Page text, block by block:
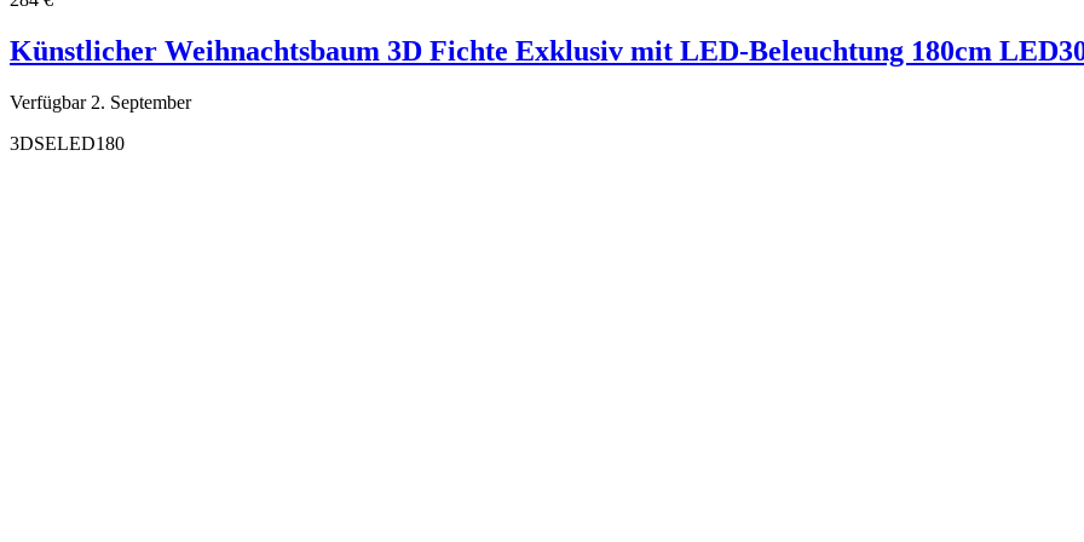
Künstlicher Weihnachtsbaum 3D Fichte Exklusiv mit LED-Beleuchtung 180cm
Verfügbar 2. September
3DSELED180